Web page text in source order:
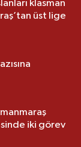
klasman
üst lige
iki görev